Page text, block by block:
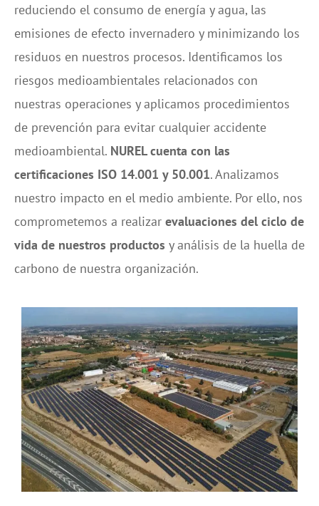
reduciendo el consumo de energía y agua, las
emisiones de efecto invernadero y minimizando los
residuos en nuestros procesos. Identificamos los
riesgos medioambientales relacionados con
nuestras operaciones y aplicamos procedimientos
de prevención para evitar cualquier accidente
medioambiental. NUREL cuenta con las
certificaciones ISO 14.001 y 50.001. Analizamos
nuestro impacto en el medio ambiente. Por ello, nos
comprometemos a realizar evaluaciones del ciclo de
vida de nuestros productos y análisis de la huella de
carbono de nuestra organización.